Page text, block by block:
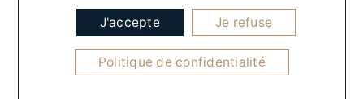
J'accepte Je refuse
Politique de confidentialité